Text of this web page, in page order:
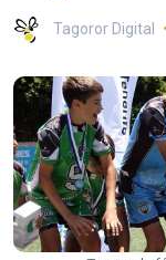
Tagoror Digital